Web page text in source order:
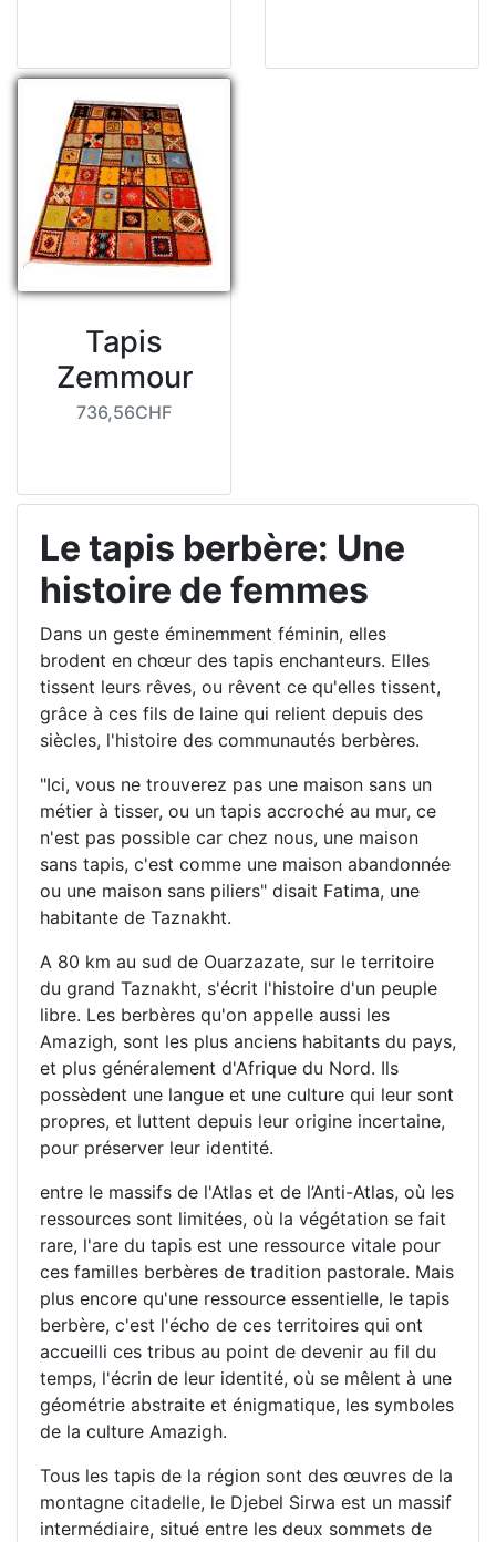
Tapis
Zemmour
736,56CHF
Le tapis berbère: Une
histoire de femmes
Dans un geste éminemment féminin, elles
brodent en chœur des tapis enchanteurs. Elles
tissent leurs rêves, ou rêvent ce qu'elles tissent,
grâce à ces fils de laine qui relient depuis des
siècles, l'histoire des communautés berbères.
"Ici, vous ne trouverez pas une maison sans un
métier à tisser, ou un tapis accroché au mur, ce
n'est pas possible car chez nous, une maison
sans tapis, c'est comme une maison abandonnée
ou une maison sans piliers" disait Fatima, une
habitante de Taznakht.
A 80 km au sud de Ouarzazate, sur le territoire
du grand Taznakht, s'écrit l'histoire d'un peuple
libre. Les berbères qu'on appelle aussi les
Amazigh, sont les plus anciens habitants du pays,
et plus généralement d'Afrique du Nord. Ils
possèdent une langue et une culture qui leur sont
propres, et luttent depuis leur origine incertaine,
pour préserver leur identité.
entre le massifs de l'Atlas et de l’Anti-Atlas, où les
ressources sont limitées, où la végétation se fait
rare, l'are du tapis est une ressource vitale pour
ces familles berbères de tradition pastorale. Mais
plus encore qu'une ressource essentielle, le tapis
berbère, c'est l'écho de ces territoires qui ont
accueilli ces tribus au point de devenir au fil du
temps, l'écrin de leur identité, où se mêlent à une
géométrie abstraite et énigmatique, les symboles
de la culture Amazigh.
Tous les tapis de la région sont des œuvres de la
montagne citadelle, le Djebel Sirwa est un massif
intermédiaire, situé entre les deux sommets de